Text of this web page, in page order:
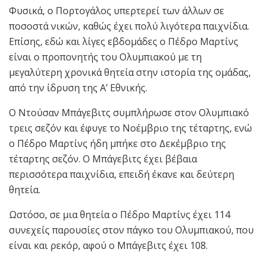
Φυσικά, ο Πορτογάλος υπερτερεί των άλλων σε
ποσοστά νικών, καθώς έχει πολύ λιγότερα παιχνίδια.
Επίσης, εδώ και λίγες εβδομάδες ο Πέδρο Μαρτίνς
είναι ο προπονητής του Ολυμπιακού με τη
μεγαλύτερη χρονικά θητεία στην ιστορία της ομάδας,
από την ίδρυση της Α’ Εθνικής.
Ο Ντούσαν Μπάγεβιτς συμπλήρωσε στον Ολυμπιακό
τρεις σεζόν και έφυγε το Νοέμβριο της τέταρτης, ενώ
ο Πέδρο Μαρτίνς ήδη μπήκε στο Δεκέμβριο της
τέταρτης σεζόν. Ο Μπάγεβιτς έχει βέβαια
περισσότερα παιχνίδια, επειδή έκανε και δεύτερη
θητεία.
Ωστόσο, σε μια θητεία ο Πέδρο Μαρτίνς έχει 114
συνεχείς παρουσίες στον πάγκο του Ολυμπιακού, που
είναι και ρεκόρ, αφού ο Μπάγεβιτς έχει 108.